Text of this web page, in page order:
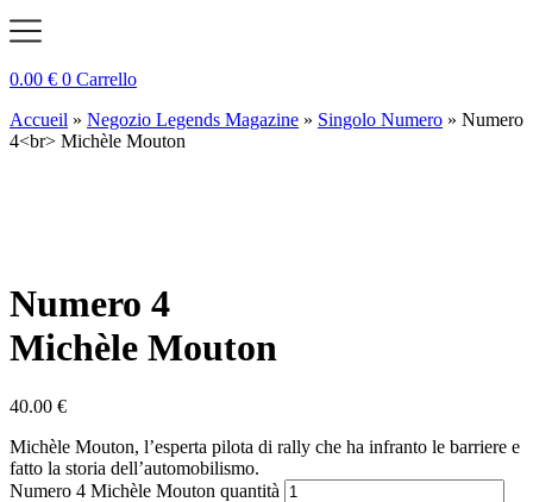
0.00 € 0 Carrello
Accueil » Negozio Legends Magazine » Singolo Numero » Numero
4<br> Michèle Mouton
Numero 4
Michèle Mouton
40.00 €
Michèle Mouton, l’esperta pilota di rally che ha infranto le barriere e
fatto la storia dell’automobilismo.
Numero 4 Michèle Mouton quantità